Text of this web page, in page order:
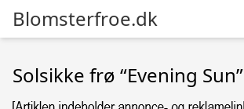
Blomsterfroe.dk
Solsikke frø “Evening Sun”